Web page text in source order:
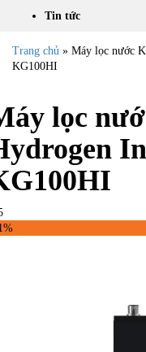
Tin tức
Trang chủ » Máy lọc nước
KG100HI
lọc